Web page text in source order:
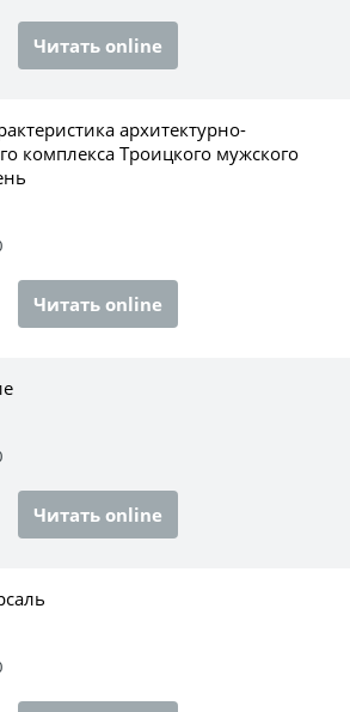
Читать online
архитектурно-
комплекса Троицкого мужского
Читать online
Читать online